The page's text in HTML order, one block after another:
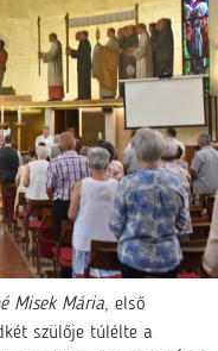
Misek Mária, első
szülője túlélte a